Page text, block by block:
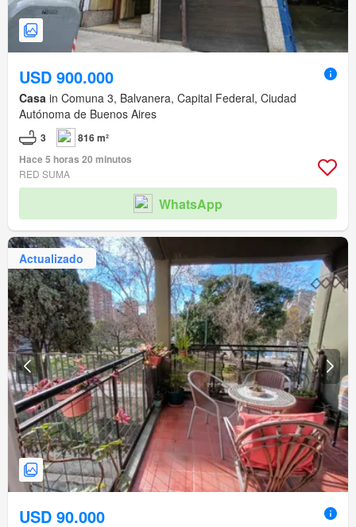
USD 900.000
Casa in Comuna 3, Balvanera, Capital Federal, Ciudad
Autónoma de Buenos Aires
3
816 m²
Hace 5 horas 20 minutos
RED SUMA
WhatsApp
Actualizado
USD 90.000